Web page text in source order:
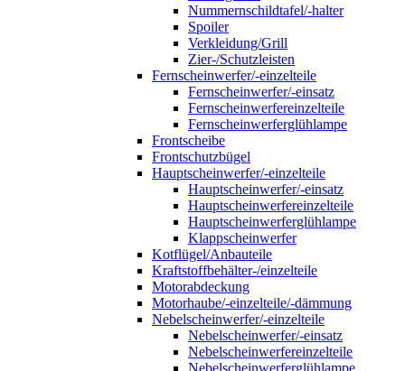
Nummernschildtafel/-halter
Spoiler
Verkleidung/Grill
Zier-/Schutzleisten
Fernscheinwerfer/-einzelteile
Fernscheinwerfer/-einsatz
Fernscheinwerfereinzelteile
Fernscheinwerferglühlampe
Frontscheibe
Frontschutzbügel
Hauptscheinwerfer/-einzelteile
Hauptscheinwerfer/-einsatz
Hauptscheinwerfereinzelteile
Hauptscheinwerferglühlampe
Klappscheinwerfer
Kotflügel/Anbauteile
Kraftstoffbehälter-/einzelteile
Motorabdeckung
Motorhaube/-einzelteile/-dämmung
Nebelscheinwerfer/-einzelteile
Nebelscheinwerfer/-einsatz
Nebelscheinwerfereinzelteile
Nebelscheinwerferglühlampe